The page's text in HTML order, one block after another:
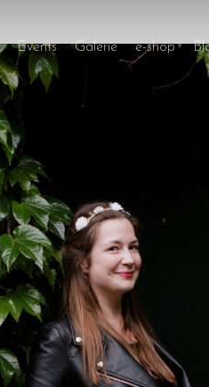
Events Galerie e-shop